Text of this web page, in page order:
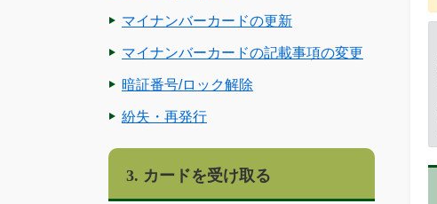
マイナンバーカードの更新
マイナンバーカードの記載事項の変更
暗証番号/ロック解除
紛失・再発行
3. カードを受け取る